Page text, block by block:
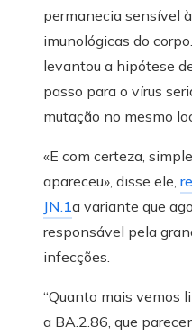
permanecia sensível
imunológicas do
levantou a hipótese
passo para o vírus
mutação no mesmo
«E com certeza,
apareceu», disse ele,
JN.1a variante que
responsável pela
infecções.
“Quanto mais vemos
a BA.2.86, que